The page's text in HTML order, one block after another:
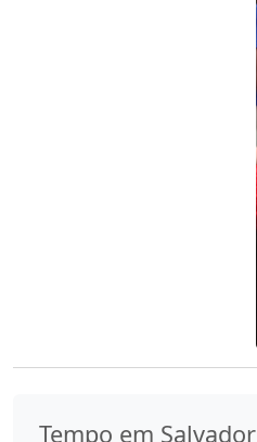
Tempo em Salvador